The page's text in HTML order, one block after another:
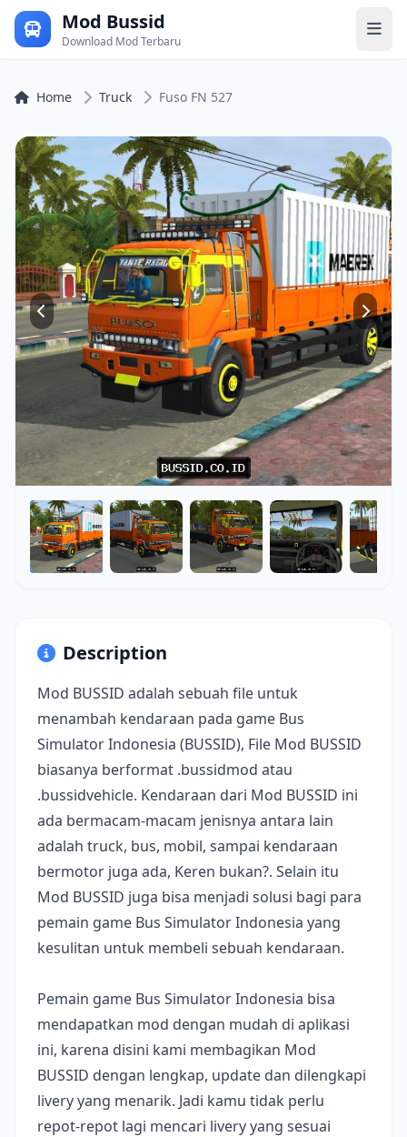
Mod Bussid
Download Mod Terbaru
Home Truck Fuso FN 527
Description
Mod BUSSID adalah sebuah file untuk
menambah kendaraan pada game Bus
Simulator Indonesia (BUSSID), File Mod BUSSID
biasanya berformat .bussidmod atau
.bussidvehicle. Kendaraan dari Mod BUSSID ini
ada bermacam-macam jenisnya antara lain
adalah truck, bus, mobil, sampai kendaraan
bermotor juga ada, Keren bukan?. Selain itu
Mod BUSSID juga bisa menjadi solusi bagi para
pemain game Bus Simulator Indonesia yang
kesulitan untuk membeli sebuah kendaraan.
Pemain game Bus Simulator Indonesia bisa
mendapatkan mod dengan mudah di aplikasi
ini, karena disini kami membagikan Mod
BUSSID dengan lengkap, update dan dilengkapi
livery yang menarik. Jadi kamu tidak perlu
repot-repot lagi mencari livery yang sesuai